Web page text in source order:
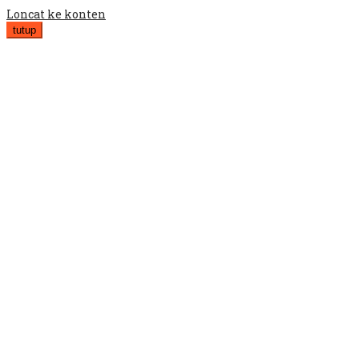
Loncat ke konten
tutup